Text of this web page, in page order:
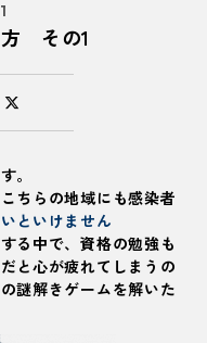
方 その1
。
ちらの地域にも感染者
といけません
る中で、資格の勉強も
と心が疲れてしまうの
謎解きゲームを解いた